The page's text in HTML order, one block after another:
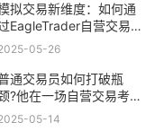
拟交易新维度：如何通
EagleTrader自营交易
试实现策略收益双提升
05-26
通交易员如何打破瓶
?他在一场自营交易考
中找到了答案
05-14